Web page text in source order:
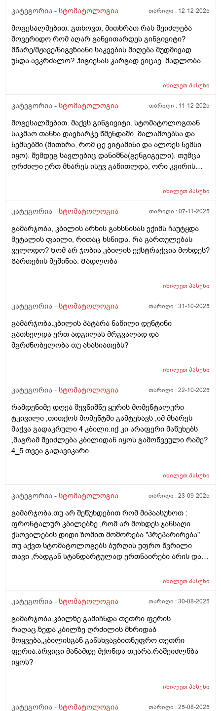
კატეგორია - სტომატოლოგია თარიღი : 12-12-2025
მოგესალმებით. გთხოვთ, მითხრათ რას შეიძლება
მოვერიდო რომ აღარ განვითარდეს გინგივიტი?
მწარე/მჟავე/ნიგვზიანი საკვების მიღება მუდმივად
უნდა ავკრძალო? ჰიგიენას კარგად ვიცავ. მადლობა.
იხილეთპასუხი
კატეგორია - სტომატოლოგია თარიღი : 11-12-2025
მოგესალმებით. მაქვს გინგივიტი. სტომატოლოგთან
საკმაო თანხა დავხარჯე წმენდაში, მალამოებსა და
ნემსებში (მითხრა, რომ ცე ვიტამინი და ალოეს ნემსი
იყო). შემდეგ სავლებიც დანიშნა(გენგიგელი). თუმცა
ღრძილი ერთ მხარეს ისევ გაწითლდა, ორი კვირის
იხილეთპასუხი
კატეგორია - სტომატოლოგია თარიღი :07-11-2025
გამარჯობა, კბილის არხის გახსნისას ექიმს ჩაუტყდა
მეტალის ფაილი, რითაც ხსნიდა. Რა გართულებას
ველოდო? Ხომ არ ჯობია კბილის ექსტრაქცია მოხდეს?
Გართების მეშინია. Მადლობა
იხილეთპასუხი
კატეგორია - სტომატოლოგია თარიღი :31-10-2025
გამარჯობა.კბილის პატარა ნაწილი დენტინი
გათხელდა ერთ ადგილას მრგვალად და
მგრძნობელობა თუ ახასიათებს?
იხილეთპასუხი
კატეგორია - სტომატოლოგია თარიღი :22-10-2025
რამდენიმე დღეა შევნიშნე ყურის მომენტალური
ტკივილი ,თითქოს მომენტში გამტეხავს ,იმ მხარეს
მაქვა გადაკრული 4 კბილი.იქ კი არაფერი მაწუხებს
,მაგრამ შეიძლება კბილიდან იყოს გამოწვეული რამე?
4_5 თვეა გადავიკარი
იხილეთპასუხი
კატეგორია - სტომატოლოგია თარიღი :23-09-2025
გამარჯობა.თუ არ შეწუხდებით რომ მიპაასუხოთ :
ფრონტალურ კბილებზე ,რომ არ მოხდეს ჯანსაღი
ქსოვილების დიდი ზომით მოშორება "პრეპარირება"
თუ აქვთ სტომატოლოგებს ბურღის უფრო წვრილი
თავი ,რადგან სტანდარტულად ერთნაირები არის და
მეორადი ენდოდონტია სადაც რედგენზე ჩანს რომ
,ადრე ტკიოდა ეხლა აღარ და მაინც უნდა მოხდეს
იხილეთპასუხი
კატეგორია - სტომატოლოგია თარიღი :30-08-2025
გამარჯობა.კბილზე გამიჩნდა თეთრი ფერის
რაღაც.ზედა კბილზე ღრძილის მხრიდაბ
მოყვება,კბილისგან განსხვავბითნუფრო თეთრი
ფერია.არვიცი მანამდე მქონდა თუარა.რაშეიძლწბა
იყოს?
იხილეთპასუხი
კატეგორია - სტომატოლოგია თარიღი :25-08-2025